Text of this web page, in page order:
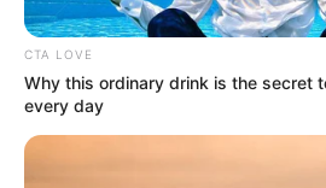
CTA LOVE
Why this ordinary drink is the secret
every day